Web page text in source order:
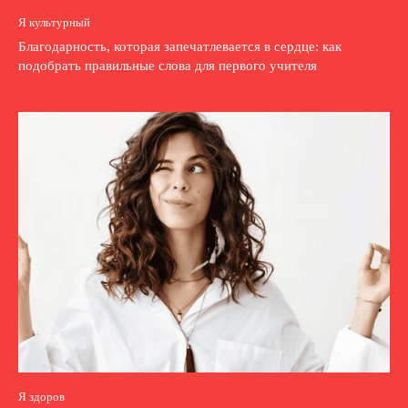
Я культурный
Благодарность, которая запечатлевается в сердце: как
подобрать правильные слова для первого учителя
Я здоров